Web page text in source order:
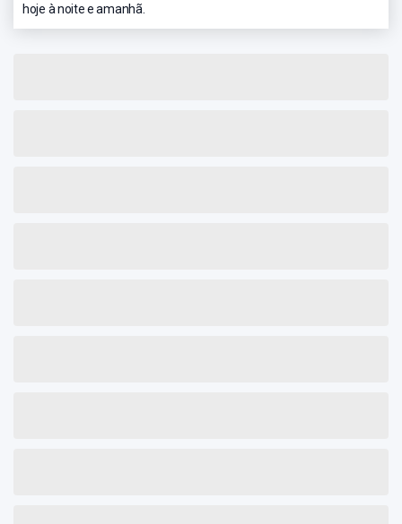
hoje à noite e amanhã.